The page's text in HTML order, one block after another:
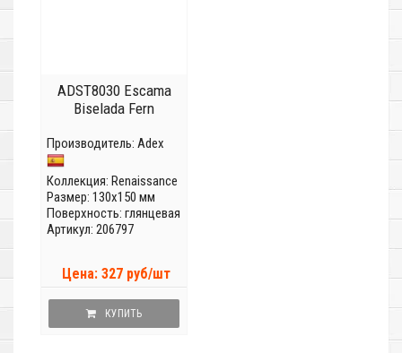
ADST8030 Escama
Biselada Fern
Производитель: Adex
Коллекция: Renaissance
Размер: 130x150 мм
Поверхность: глянцевая
Артикул: 206797
Цена: 327 руб/шт
КУПИТЬ